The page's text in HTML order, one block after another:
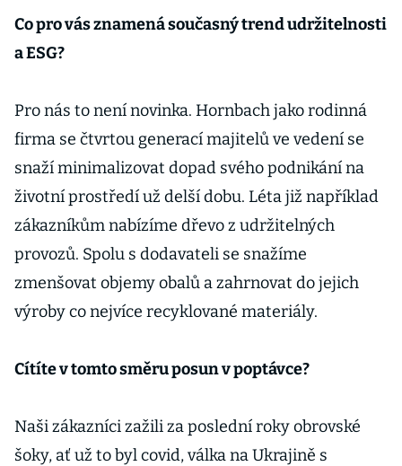
Co pro vás znamená současný trend udržitelnosti
a ESG?
Pro nás to není novinka. Hornbach jako rodinná
firma se čtvrtou generací majitelů ve vedení se
snaží minimalizovat dopad svého podnikání na
životní prostředí už delší dobu. Léta již například
zákazníkům nabízíme dřevo z udržitelných
provozů. Spolu s dodavateli se snažíme
zmenšovat objemy obalů a zahrnovat do jejich
výroby co nejvíce recyklované materiály.
Cítíte v tomto směru posun v poptávce?
Naši zákazníci zažili za poslední roky obrovské
šoky, ať už to byl covid, válka na Ukrajině s